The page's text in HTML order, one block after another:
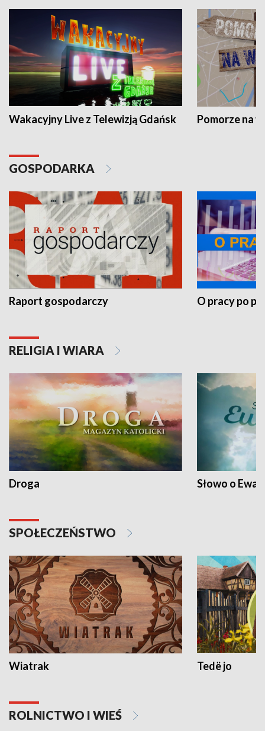
Wakacyjny Live z Telewizją Gdańsk Pomorze na
GOSPODARKA
Raport gospodarczy O pracy po
RELIGIA I WIARA
Droga Słowo o
SPOŁECZEŃSTWO
Wiatrak Tedë jo
ROLNICTWO I WIEŚ